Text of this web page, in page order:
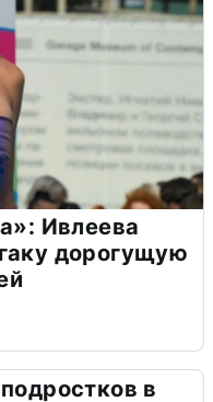
Ивлеева
дорогущую
в